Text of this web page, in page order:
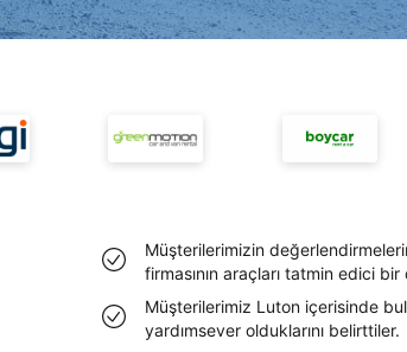
Müşterilerimizin
firmasının araçları tatmin edici
Müşterilerimiz Luton içerisinde
yardımsever olduklarını belirttiler.